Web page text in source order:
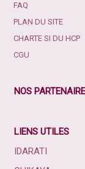
FAQ
PLAN DU SITE
CHARTE SI DU HCP
CGU
NOS
LIENS UTILES
IDARATI